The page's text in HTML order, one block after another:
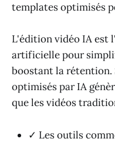
templates optimisés
L'édition vidéo IA
artificielle pour
boostant la rétention.
optimisés par IA
que les vidéos
✓ Les outils